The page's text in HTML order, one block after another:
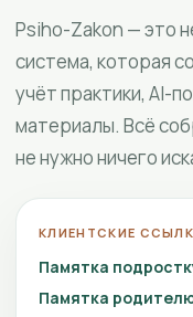
Psiho-Zakon — это
система, которая
учёт практики, AI-
материалы. Всё
не нужно ничего
КЛИЕНТСКИЕ
Памятка
Памятка